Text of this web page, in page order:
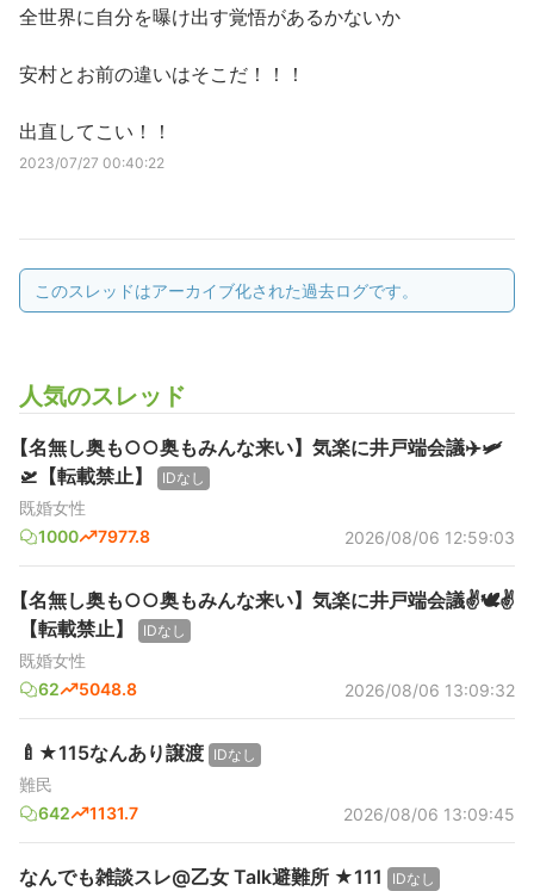
全世界に自分を曝け出す覚悟があるかないか
安村とお前の違いはそこだ！！！
出直してこい！！
2023/07/27 00:40:22
このスレッドはアーカイブ化された過去ログです。
人気のスレッド
【名無し奥も○○奥もみんな来い】気楽に井戸端会議✈️🛩️
🛫【転載禁止】
IDなし
既婚女性
1000
7977.8 2026/08/06 12:59:03
【名無し奥も○○奥もみんな来い】気楽に井戸端会議✌️🕊️✌️
【転載禁止】
IDなし
既婚女性
62
5048.8 2026/08/06 13:09:32
🍼★115なんあり譲渡 IDなし
難民
642
1131.7 2026/08/06 13:09:45
なんでも雑談スレ@乙女 Talk避難所 ★111 IDなし